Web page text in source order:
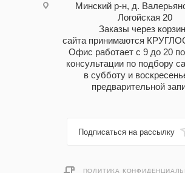
Минский р-н, д.
Логойская 20
Заказы через
сайта принимаются
Офис работает с 9 до 20
консультации по подбору
в субботу и
предварительной
Подписаться на рассылку
ПОЛИТИКА